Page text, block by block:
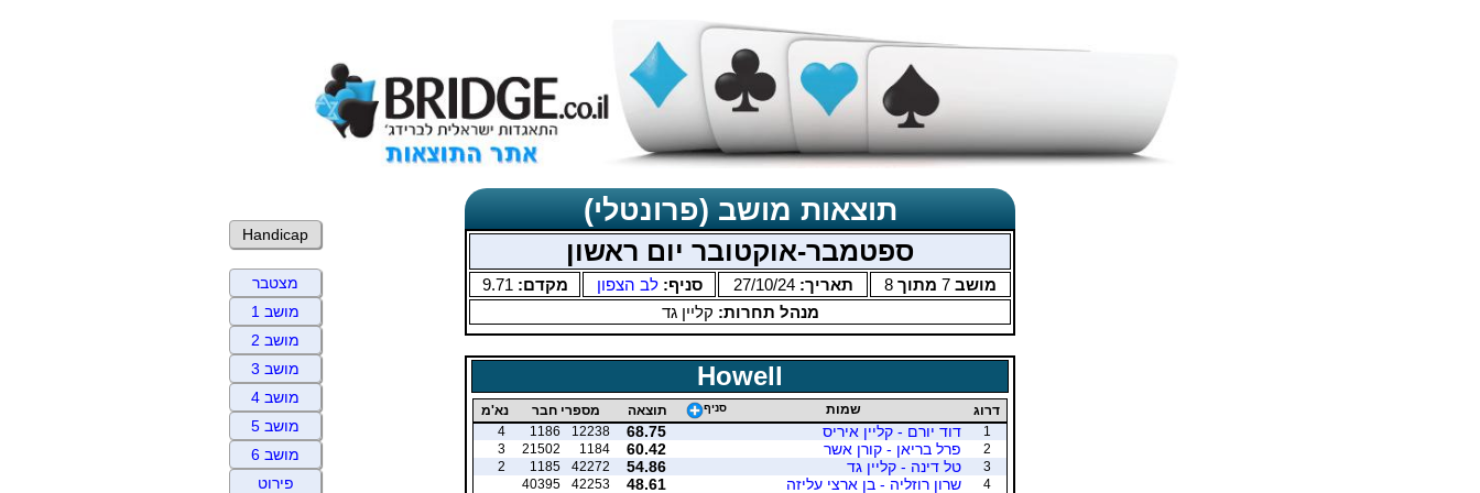
תוצאות מושב (פרונטלי)
ספטמבר-אוקטובר יום ראשון
מושב 7 מתוך 8 תאריך:27/10/24 סניף:לב הצפון מקדם: 9.71
מנהל תחרות: קליין גד
Howell
דרוג שמות סניף תוצאה מספרי חבר
נא'מ
1
דוד יורם - קליין איריס 68.75
12238
1186
4
2
פרל בריאן - קורן אשר 60.42
1184
21502
3
3
טל דינה - קליין גד 54.86
42272
1185
2
4
שרון רוזליה - בן ארצי עליזה 48.61
42253
40395
Handicap
מצטבר
מושב 1
מושב 2
מושב 3
מושב 4
מושב 5
מושב 6
פירוט